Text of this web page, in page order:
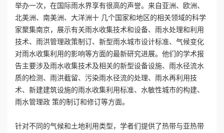
举办一次，在国际雨水界享有很高的声誉。来自亚洲、欧洲、
北美洲、南美洲、大洋洲十 几个国家和地区的相关领域的科学
家聚集南京，展示有关雨水收集技术和设备、雨水处理和利用
技术、雨洪管理政策制订、新型雨水城市设计标准、气候变化
对雨水收集利用的影响等方面的最新研究进展。他们的学术报
告主要涉及雨水收集技术及相关的新型设备设施、雨水径流水
质的检测、雨洪截留、污染雨水径流的处理、雨水再利用技
术、新建建筑设施的雨水收集利用标准、水敏性城市的构建、
雨水管理政 策的制订和修订等方面。
针对不同的气候和土地利用类型，学者们提供了热带与亚热带